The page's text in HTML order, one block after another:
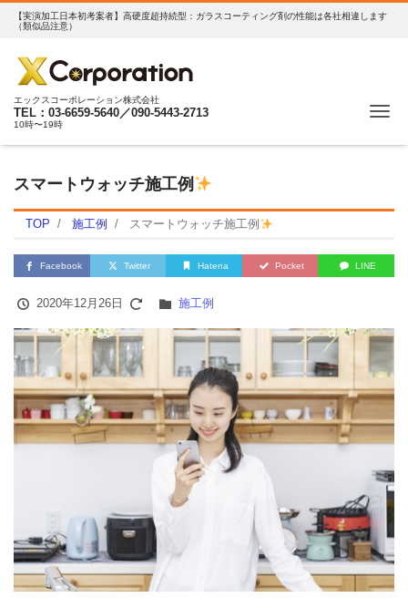
【実演加工日本初考案者】高硬度超持続型：ガラスコーティング剤の性能は各社相違します
（類似品注意）
エックスコーポレーション株式会社
TEL：03-6659-5640／090-5443-2713
10時〜19時
スマートウォッチ施工例
TOP 施工例 スマートウォッチ施工例
Facebook Twitter Hatena Pocket LINE
2020年12月26日 施工例